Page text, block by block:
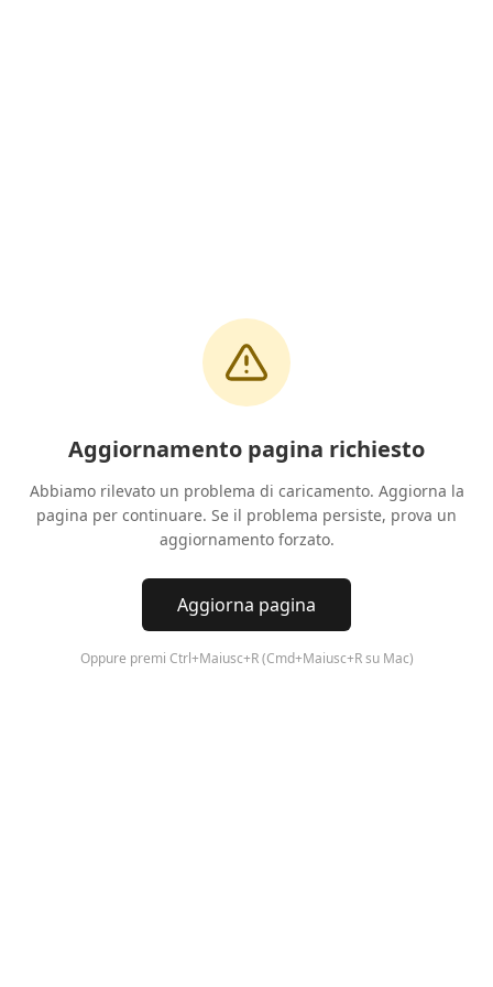
Aggiornamento pagina richiesto
Abbiamo rilevato un problema di caricamento. Aggiorna la
pagina per continuare. Se il problema persiste, prova un
aggiornamento forzato.
Aggiorna pagina
Oppure premi Ctrl+Maiusc+R (Cmd+Maiusc+R su Mac)